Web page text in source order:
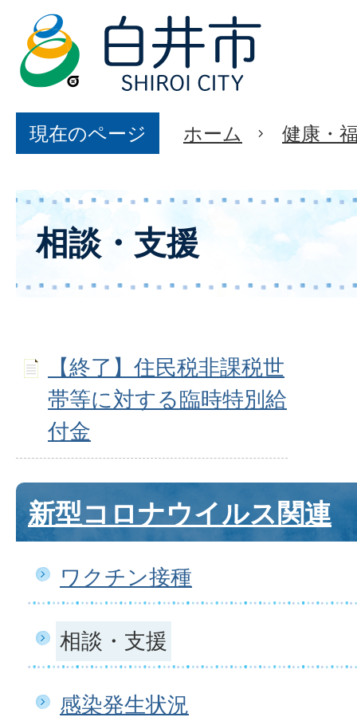
現在のページ ホーム 健康・
相談・支援
【終了】住民税非課税世
帯等に対する臨時特別給
付金
新型コロナウイルス関連
ワクチン接種
相談・支援
感染発生状況